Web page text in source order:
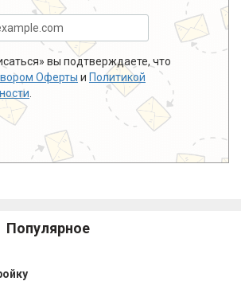
вы подтверждаете, что
Оферты и Политикой
Популярное